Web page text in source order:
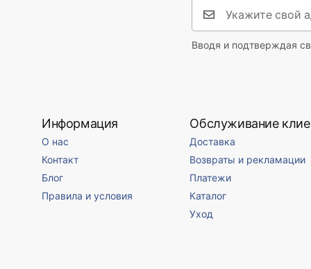
Вводя и подтверждая
Информация
О нас
Контакт
Блог
Правила и условия
Обслуживание
Доставка
Возвраты и рекламации
Платежи
Каталог
Уход